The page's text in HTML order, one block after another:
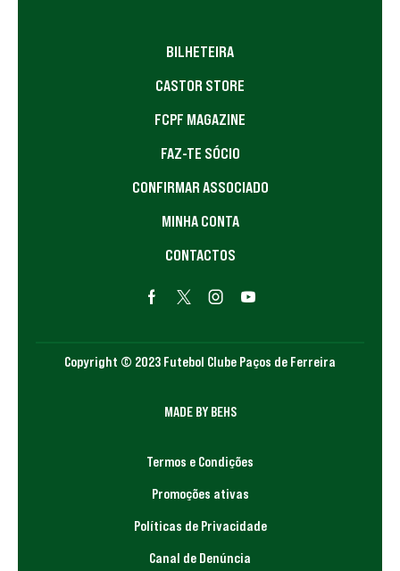
BILHETEIRA
CASTOR STORE
FCPF MAGAZINE
FAZ-TE SÓCIO
CONFIRMAR ASSOCIADO
MINHA CONTA
CONTACTOS
Copyright © 2023 Futebol Clube Paços de Ferreira
MADE BY BEHS
Termos e Condições
Promoções ativas
Políticas de Privacidade
Canal de Denúncia